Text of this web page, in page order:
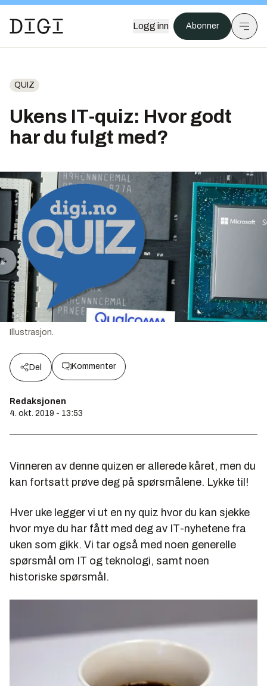
Logg inn Abonner
QUIZ
Ukens IT-quiz: Hvor godt
har du fulgt med?
Illustrasjon.
Del Kommenter
Redaksjonen
4. okt. 2019 - 13:53
Vinneren av denne quizen er allerede kåret, men du
kan fortsatt prøve deg på spørsmålene. Lykke til!
Hver uke legger vi ut en ny quiz hvor du kan sjekke
hvor mye du har fått med deg av IT-nyhetene fra
uken som gikk. Vi tar også med noen generelle
spørsmål om IT og teknologi, samt noen
historiske spørsmål.